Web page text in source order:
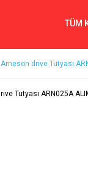
TÜM
Arneson drive Tutyası